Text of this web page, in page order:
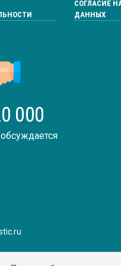
СОГЛАСИЕ
ДАННЫХ
000